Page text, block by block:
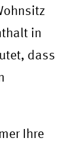
in
dass
Ihre